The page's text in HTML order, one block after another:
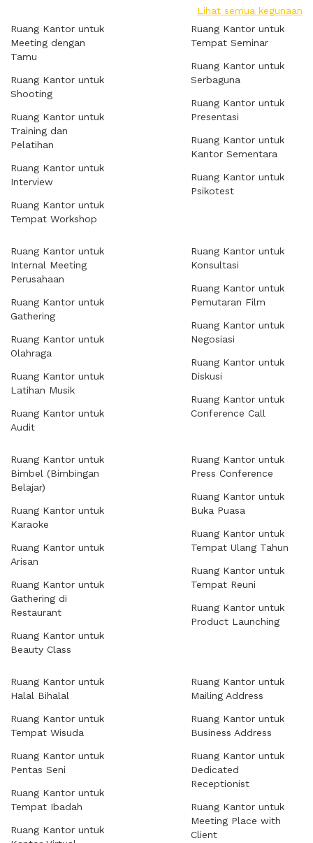
Lihat semua kegunaan
Ruang Kantor untuk
Meeting dengan
Tamu
Ruang Kantor untuk
Shooting
Ruang Kantor untuk
Training dan
Pelatihan
Ruang Kantor untuk
Interview
Ruang Kantor untuk
Tempat Workshop
Ruang Kantor untuk
Tempat Seminar
Ruang Kantor untuk
Serbaguna
Ruang Kantor untuk
Presentasi
Ruang Kantor untuk
Kantor Sementara
Ruang Kantor untuk
Psikotest
Ruang Kantor untuk
Internal Meeting
Perusahaan
Ruang Kantor untuk
Gathering
Ruang Kantor untuk
Olahraga
Ruang Kantor untuk
Latihan Musik
Ruang Kantor untuk
Audit
Ruang Kantor untuk
Konsultasi
Ruang Kantor untuk
Pemutaran Film
Ruang Kantor untuk
Negosiasi
Ruang Kantor untuk
Diskusi
Ruang Kantor untuk
Conference Call
Ruang Kantor untuk
Bimbel (Bimbingan
Belajar)
Ruang Kantor untuk
Karaoke
Ruang Kantor untuk
Arisan
Ruang Kantor untuk
Gathering di
Restaurant
Ruang Kantor untuk
Beauty Class
Ruang Kantor untuk
Press Conference
Ruang Kantor untuk
Buka Puasa
Ruang Kantor untuk
Tempat Ulang Tahun
Ruang Kantor untuk
Tempat Reuni
Ruang Kantor untuk
Product Launching
Ruang Kantor untuk
Halal Bihalal
Ruang Kantor untuk
Tempat Wisuda
Ruang Kantor untuk
Pentas Seni
Ruang Kantor untuk
Tempat Ibadah
Ruang Kantor untuk
Ruang Kantor untuk
Mailing Address
Ruang Kantor untuk
Business Address
Ruang Kantor untuk
Dedicated
Receptionist
Ruang Kantor untuk
Meeting Place with
Client